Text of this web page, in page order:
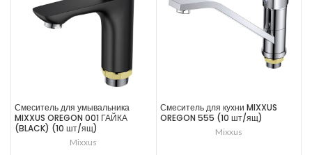
Смеситель для умывальника
MIXXUS OREGON 001 ГАЙКА
(BLACK) (10 шт/ящ)
Mixxus
Смеситель для кухни MIXXUS
OREGON 555 (10 шт/ящ)
Mixxus